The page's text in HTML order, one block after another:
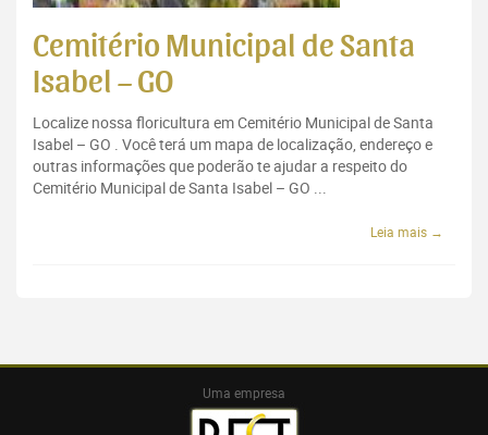
Cemitério Municipal de Santa
Isabel – GO
Localize nossa floricultura em Cemitério Municipal de Santa
Isabel – GO . Você terá um mapa de localização, endereço e
outras informações que poderão te ajudar a respeito do
Cemitério Municipal de Santa Isabel – GO ...
Leia mais →
Uma empresa